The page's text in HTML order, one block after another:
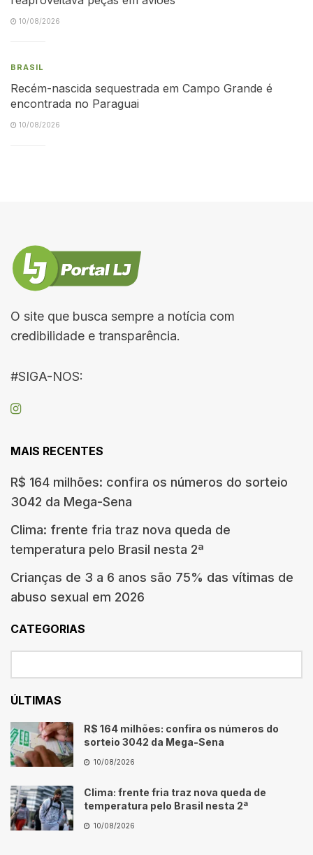
10/08/2026
BRASIL
Recém-nascida sequestrada em Campo Grande é
encontrada no Paraguai
10/08/2026
O site que busca sempre a notícia com
credibilidade e transparência.
#SIGA-NOS:
MAIS RECENTES
R$ 164 milhões: confira os números do sorteio
3042 da Mega-Sena
Clima: frente fria traz nova queda de
temperatura pelo Brasil nesta 2ª
Crianças de 3 a 6 anos são 75% das vítimas de
abuso sexual em 2026
CATEGORIAS
ÚLTIMAS
R$ 164 milhões: confira os números do
sorteio 3042 da Mega-Sena
10/08/2026
Clima: frente fria traz nova queda de
temperatura pelo Brasil nesta 2ª
10/08/2026